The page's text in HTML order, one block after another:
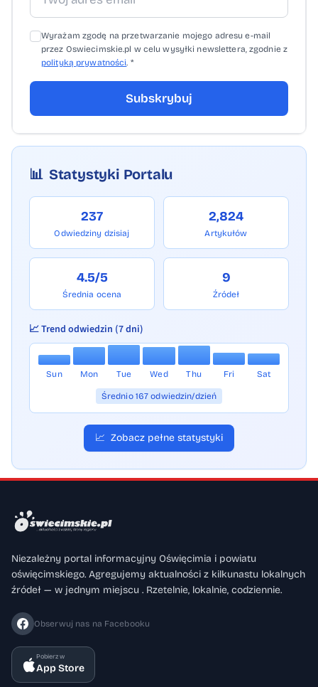
oraz pasa ruchu dla rowerów; Kierujący
hulajnogą elektryczną może wyjątkowo
skorzystać z chodnika lub ścieżki dla
pieszych, gdy jest usytuowany wzdłuż
jezdni, po której ruch pojazdów jest
dozwolony z prędkością większą niż 30
km/h i brakuje wydzielonej drogi dla
rowerów oraz pasa ruchu dla rowerów.
Dopuszczalna prędkość podczas jazdy
drodze dla pieszych ma być zbliżona do
prędkości pieszego”- wyjaśnia Małgorzata
Jurecka z KPP w Oświęcimiu.
Wyrażam zgodę na przetwarzanie mojego adresu e-mail
przez Oswiecimskie.pl w celu wysyłki newslettera, zgodnie z
polityką prywatności . *
Subskrybuj
📊 Statystyki Portalu
237
Odwiedziny dzisiaj
2,824
Artykułów
4.5/5
Średnia ocena
9
Źródeł
📈 Trend odwiedzin (7 dni)
Sun Mon Tue Wed Thu Fri Sat
Średnio 167 odwiedzin/dzień
📈 Zobacz pełne statystyki
Niezależny portal informacyjny Oświęcimia i powiatu
oświęcimskiego. Agregujemy aktualności z kilkunastu lokalnych
źródeł — w jednym miejscu . Rzetelnie, lokalnie, codziennie.
Obserwuj nas na Facebooku
Pobierz w
App Store